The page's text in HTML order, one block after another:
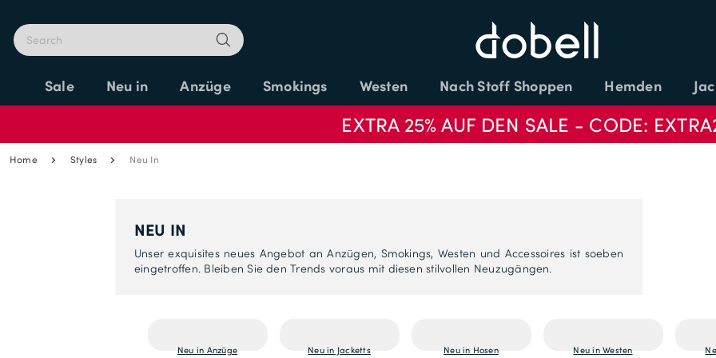
Sale Neu in Anzüge Smokings Westen Nach Stoff Shoppen Hemden
EXTRA 25% AUF DEN SALE - CODE:
Home Styles Neu In
NEU IN
Unser exquisites neues Angebot an Anzügen, Smokings, Westen und Accessoires ist soeben
eingetroffen. Bleiben Sie den Trends voraus mit diesen stilvollen Neuzugängen.
Neu in Anzüge Neu in Jacketts Neu in Hosen Neu in Westen